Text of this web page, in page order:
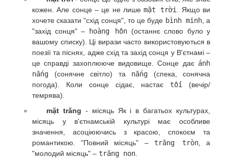
кожен. Але сонце – це не лишеmặt trời. Якщо ви
хочете сказати "схід сонця", то це буде bình minh, а
"захід сонця" –
hoàng hôn (останнє слово було у
вашому списку). Ці вирази часто використовуються в
поезії та піснях, адже схід та захід сонця у В'єтнамі –
це справді захоплююче видовище. Сонце дає ánh
nắng (сонячне світло) та nắng (спека, сонячна
погода). Коли сонце сідає, настає tối (вечір/
темрява).
mặt trăng - місяць Як і в багатьох культурах,
місяць у в'єтнамській культурі має особливе
значення, асоціюючись з красою, спокоєм та
романтикою. "Повний місяць" – trăng tròn, а
"молодий місяць" – trăng non